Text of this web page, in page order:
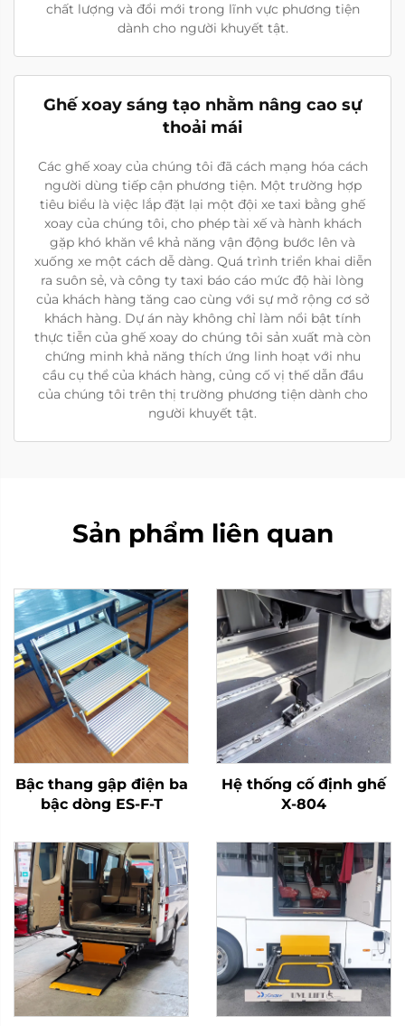
chất lượng và đổi mới trong lĩnh vực phương tiện
dành cho người khuyết tật.
Ghế xoay sáng tạo nhằm nâng cao sự
thoải mái
Các ghế xoay của chúng tôi đã cách mạng hóa cách
người dùng tiếp cận phương tiện. Một trường hợp
tiêu biểu là việc lắp đặt lại một đội xe taxi bằng ghế
xoay của chúng tôi, cho phép tài xế và hành khách
gặp khó khăn về khả năng vận động bước lên và
xuống xe một cách dễ dàng. Quá trình triển khai diễn
ra suôn sẻ, và công ty taxi báo cáo mức độ hài lòng
của khách hàng tăng cao cùng với sự mở rộng cơ sở
khách hàng. Dự án này không chỉ làm nổi bật tính
thực tiễn của ghế xoay do chúng tôi sản xuất mà còn
chứng minh khả năng thích ứng linh hoạt với nhu
cầu cụ thể của khách hàng, củng cố vị thế dẫn đầu
của chúng tôi trên thị trường phương tiện dành cho
người khuyết tật.
Sản phẩm liên quan
Bậc thang gập điện ba
bậc dòng ES-F-T
Hệ thống cố định ghế
X-804